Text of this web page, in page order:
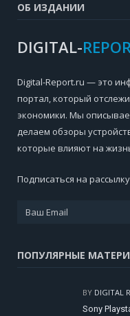
ОБ ИЗДАНИИ
DIGITAL-
Digital-Report.ru — это
портал, который
экономики. Мы
делаем обзоры
которые влияют на
Подписаться на
ПОПУЛЯРНЫЕ
BY DIGITAL
Sony